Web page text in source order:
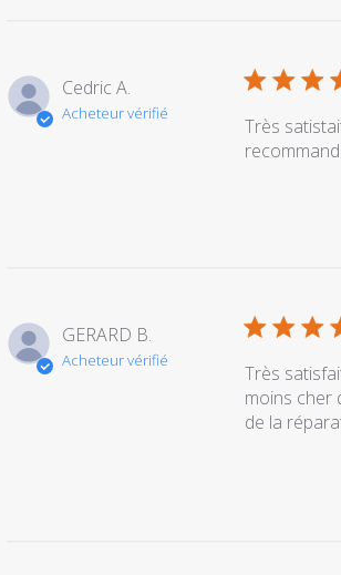
Cedric A.
Acheteur vérifié
Très
GERARD B.
Acheteur vérifié
Très
moins cher
de la